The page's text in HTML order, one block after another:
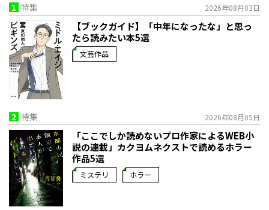
1 特集 2026年08月03日
【ブックガイド】「中年になったな」と思っ
たら読みたい本5選
文芸作品
2 特集 2026年08月05日
「ここでしか読めないプロ作家によるWEB小
説の連載」――カクヨムネクストで読めるホラー
作品5選
ミステリ ホラー